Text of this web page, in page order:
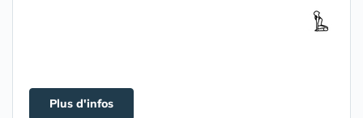
Plus d'infos